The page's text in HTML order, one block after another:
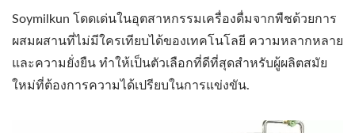
Soymilkun โดดเด่นในอุตสาหกรรมเครื่องดื่มจากพืชด้วยการ
ผสมผสานที่ไม่มีใครเทียบได้ของเทคโนโลยี ความหลากหลาย
และความยั่งยืน ทำให้เป็นตัวเลือกที่ดีที่สุดสำหรับผู้ผลิตสมัย
ใหม่ที่ต้องการความได้เปรียบในการแข่งขัน.